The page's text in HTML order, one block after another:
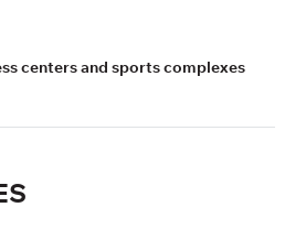
centers and sports complexes